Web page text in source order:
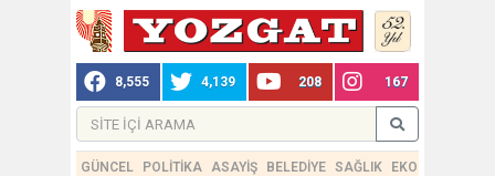
8,555 4,139 208 167
GÜNCEL POLİTİKA ASAYİŞ BELEDİYE SAĞLIK EKONOMİ